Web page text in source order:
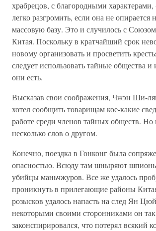
храбрецов, с благородными характерами,
легко разгромить, если она не
массовую базу. Это и случилось с
Китая. Поскольку в кратчайший срок
новому организовать и просветить
следует использовать тайные общества
они есть.
Высказав свои соображения, Чжэн Ши-
хотел сообщить товарищам кое-какие
работе среди членов тайных обществ. Но
несколько слов о другом.
Конечно, поездка в Гонконг была
опасностью. Всюду там шныряют
убийцы маньчжуров. Все же удалось
проникнуть в прилегающие районы
розысков удалось напасть на след Ян
некоторыми своими сторонниками он так
законспирировался, что потерял всякий